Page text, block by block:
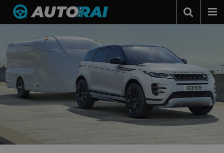
Podcast
Automerken
Adverteren
MotorRAI.nl